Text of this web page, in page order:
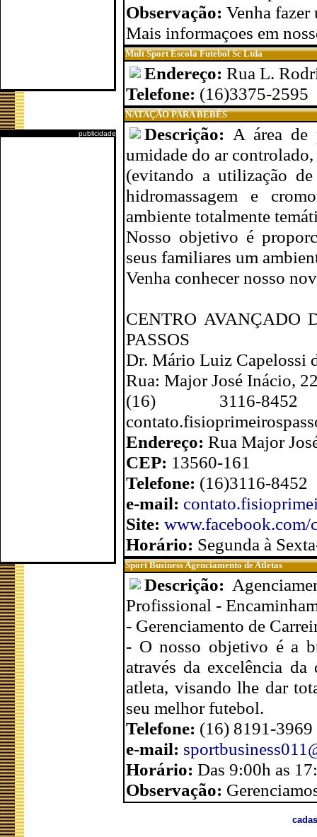
publicidade
Observação: Venha
Mais informaçoes em
Mult Sport Escola Futebol Sc Ltda
Endereço: Rua L.
Telefone: (16)3375-2595
NATAÇÃO PARA BEBÊS
Descrição: A área de
umidade do ar
(evitando a utilização
hidromassagem e
ambiente totalmente
Nosso objetivo é
seus familiares um
Venha conhecer nosso
CENTRO AVANÇADO
PASSOS
Dr. Mário Luiz Capelossi
Rua: Major José Inácio,
(16) 3116-
Endereço: Rua Major
CEP: 13560-161
Telefone: (16)3116-8452
e-mail:
Site: www.facebook.com/
Horário: Segunda à
Sport Business Agenciamento de Atletas
Descrição:
Profissional -
- Gerenciamento de
- O nosso objetivo é a
através da excelência
atleta, visando lhe dar
seu melhor futebol.
Telefone: (16) 8191-
e-mail:
Horário: Das 9:00h as
Observação: